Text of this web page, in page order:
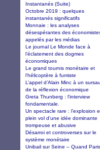
Instantanés (Suite)
Octobre 2019 : quelques
instantanés significatifs
Monnaie : les analyses
désespérantes des
appelés par les médias
Le journal Le Monde face à
l’éclatement des dogmes
économiques
Le grand tournis monétaire et
l'hélicoptère à fumiste
L’appel d’Alain Minc à un
de la réflexion économique
Greta Thunberg : l'interview
fondamentale.
Un spectacle rare : l’explosion
plein vol d’une idée dominante
trompeuse et abusive
Désarroi et controverses sur le
système monétaire
Unibail sur Seine – Quand Paris